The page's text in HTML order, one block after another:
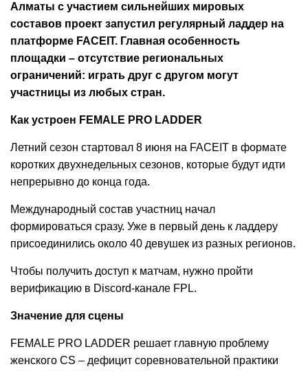
Алматы с участием сильнейших мировых
составов проект запустил регулярный ладдер на
платформе FACEIT. Главная особенность
площадки – отсутствие региональных
ограничений: играть друг с другом могут
участницы из любых стран.
Как устроен FEMALE PRO LADDER
Летний сезон стартовал 8 июня на FACEIT в формате
коротких двухнедельных сезонов, которые будут идти
непрерывно до конца года.
Международный состав участниц начал
формироваться сразу. Уже в первый день к ладдеру
присоединились около 40 девушек из разных регионов.
Чтобы получить доступ к матчам, нужно пройти
верификацию в Discord-канале FPL.
Значение для сцены
FEMALE PRO LADDER решает главную проблему
женского CS – дефицит соревновательной практики